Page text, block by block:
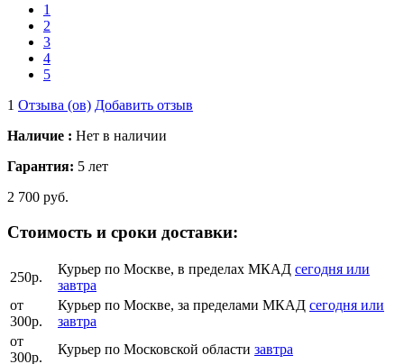
1
2
3
4
5
1 Отзыва (ов) Добавить отзыв
Наличие : Нет в наличии
Гарантия: 5 лет
2 700 руб.
Стоимость и сроки доставки:
250р.
Курьер по Москве, в пределах МКАД сегодня или
завтра
от
300р.
Курьер по Москве, за пределами МКАД сегодня или
завтра
от
300р.
Курьер по Московской области завтра